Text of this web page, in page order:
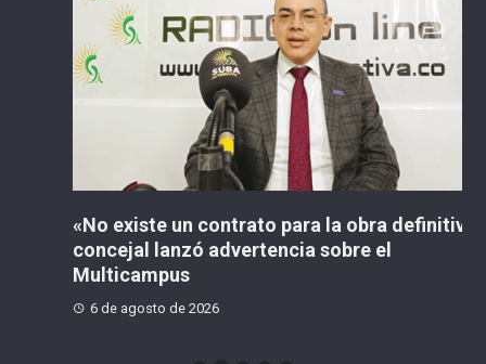
«No existe un contrato para la obra definitiva»:
concejal lanzó advertencia sobre el
Multicampus
6 de agosto de 2026